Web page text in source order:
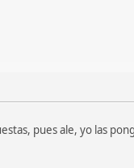
pues ale, yo las